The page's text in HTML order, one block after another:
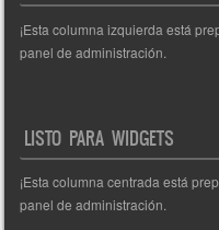
¡Esta columna izquierda está
panel de administración.
LISTO PARA WIDGETS
¡Esta columna centrada está
panel de administración.